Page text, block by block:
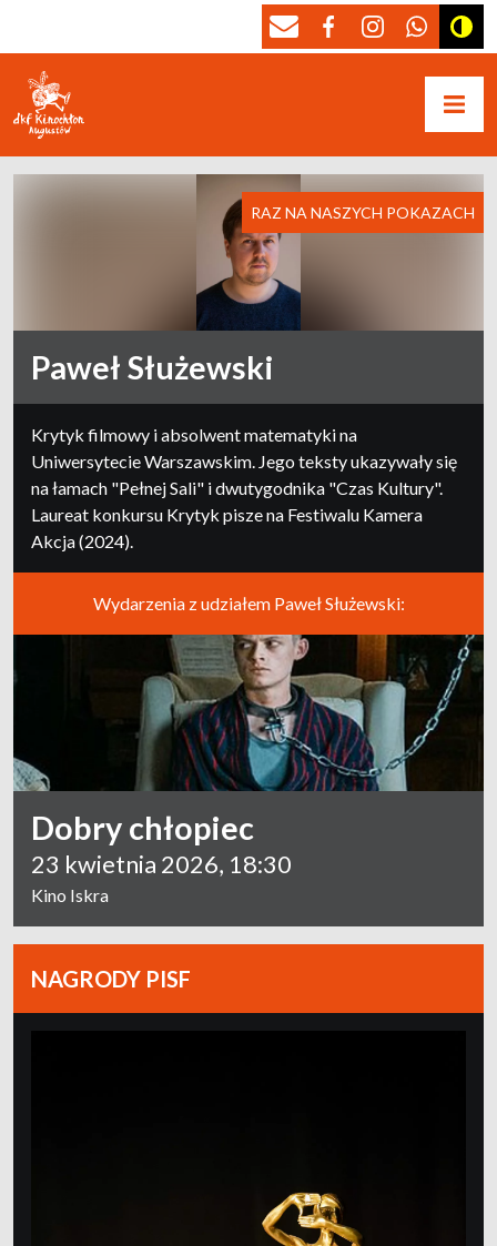
Paweł Służewski
RAZ NA NASZYCH POKAZACH
Krytyk filmowy i absolwent matematyki na
Uniwersytecie Warszawskim. Jego teksty ukazywały się
na łamach "Pełnej Sali" i dwutygodnika "Czas Kultury".
Laureat konkursu Krytyk pisze na Festiwalu Kamera
Akcja (2024).
Wydarzenia z udziałem Paweł Służewski:
Dobry chłopiec
23 kwietnia 2026, 18:30
Kino Iskra
NAGRODY PISF